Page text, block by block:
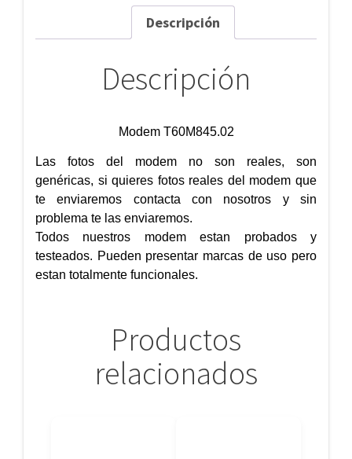
Descripción
Descripción
Modem T60M845.02
Las fotos del modem no son reales, son
genéricas, si quieres fotos reales del modem que
te enviaremos contacta con nosotros y sin
problema te las enviaremos.
Todos nuestros modem estan probados y
testeados. Pueden presentar marcas de uso pero
estan totalmente funcionales.
Productos
relacionados